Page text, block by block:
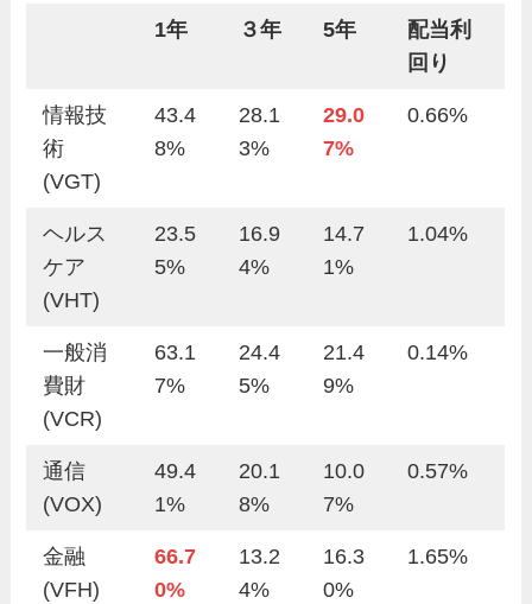
1年 ３年 5年
配当利
回り
情報技
術
(VGT)
43.4
8%
28.1
3%
29.0
7%
0.66%
ヘルス
ケア
(VHT)
23.5
5%
16.9
4%
14.7
1%
1.04%
一般消
費財
(VCR)
63.1
7%
24.4
5%
21.4
9%
0.14%
通信
(VOX)
49.4
1%
20.1
8%
10.0
7%
0.57%
金融
(VFH)
66.7
0%
13.2
4%
16.3
0%
1.65%